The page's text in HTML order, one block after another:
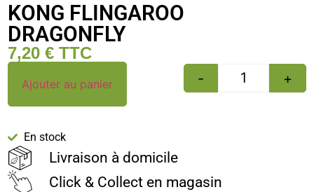
KONG FLINGAROO
DRAGONFLY
7,20€ TTC
- +
Ajouter au panier
En stock
Livraison à domicile
Click & Collect en magasin